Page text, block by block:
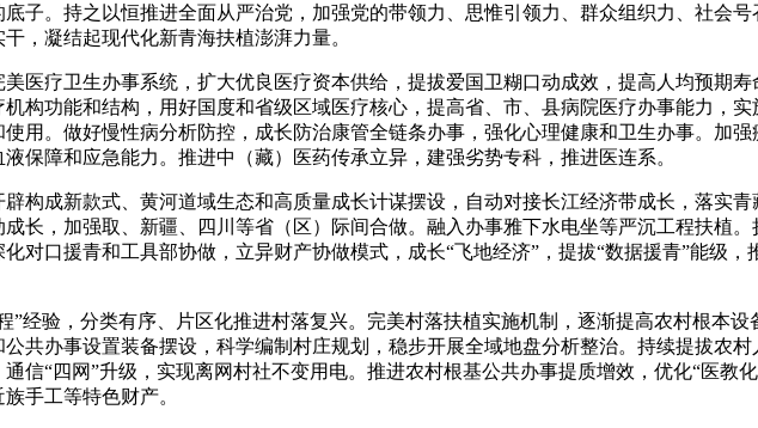
。持之以恒推进全面从严治党，加强党的带领力、思惟引领力、群众组织力、社会号
，凝结起现代化新青海扶植澎湃力量。
疗卫生办事系统，扩大优良医疗资本供给，提拔爱国卫糊口动成效，提高人均预期寿
构功能和结构，用好国度和省级区域医疗核心，提高省、市、县病院医疗办事能力，
用。做好慢性病分析防控，成长防治康管全链条办事，强化心理健康和卫生办事。加强
保障和应急能力。推进中（藏）医药传承立异，建强劣势专科，推进医连系。
成新款式、黄河道域生态和高质量成长计谋摆设，自动对接长江经济带成长，落实
长，加强取、新疆、四川等省（区）际间合做。融入办事雅下水电坐等严沉工程扶植
对口援青和工具部协做，立异财产协做模式，成长“飞地经济”，提拔“数据援青”能级
验，分类有序、片区化推进村落复兴。完美村落扶植实施机制，逐渐提高农村根本设
共办事设置装备摆设，科学编制村庄规划，稳步开展全域地盘分析整治。持续提拔农
信“四网”升级，实现离网村社不变用电。推进农村根基公共办事提质增效，优化“医教
手工等特色财产。